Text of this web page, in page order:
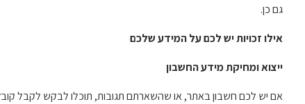
גם כן.
אילו זכויות יש לכם על המידע שלכם
ייצוא ומחיקת מידע החשבון
אם יש לכם חשבון באתר, או שהשארתם תגובות, תוכלו לבקש לקבל